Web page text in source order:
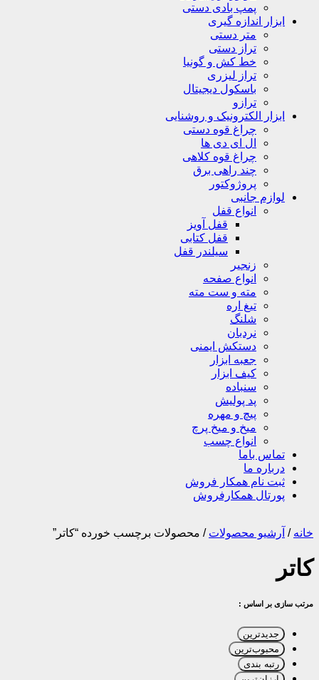
پمپ بادی دستی
ابزار اندازه گیری
متر دستی
تراز دستی
خط کش و گونیا
تراز لیزری
باسکول دیجیتال
ترازو
ابزار الکترونیک و روشنایی
چراغ قوه دستی
ال ای دی ها
چراغ قوه کلاهی
چند راهی برق
پروژوکتور
لوازم جانبی
انواع قفل
قفل آویز
قفل کتابی
سیلندر قفل
زنجیر
انواع صفحه
مته و ست مته
تیغ اره
شلنگ
نردبان
دستکش ایمنی
جعبه ابزار
کیف ابزار
سنباده
پد پولیش
پیچ و مهره
میخ و میخ پرچ
انواع چسب
تماس باما
درباره ما
ثبت نام همکار فروش
پورتال همکارفروش
خانه / آرشیو محصولات / محصولات برچسب خورده “کاتر”
کاتر
مرتب سازی بر اساس :
جدیدترین
محبوب‌ترین
رتبه بندی